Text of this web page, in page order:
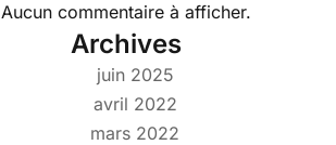
Aucun commentaire à afficher.
Archives
juin 2025
avril 2022
mars 2022